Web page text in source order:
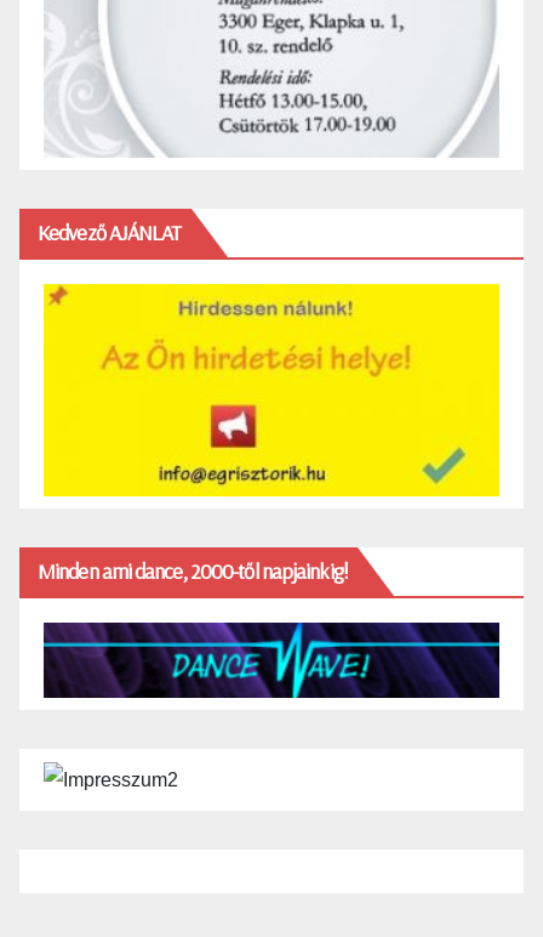
Kedvező AJÁNLAT
Minden ami dance, 2000-től napjainkig!